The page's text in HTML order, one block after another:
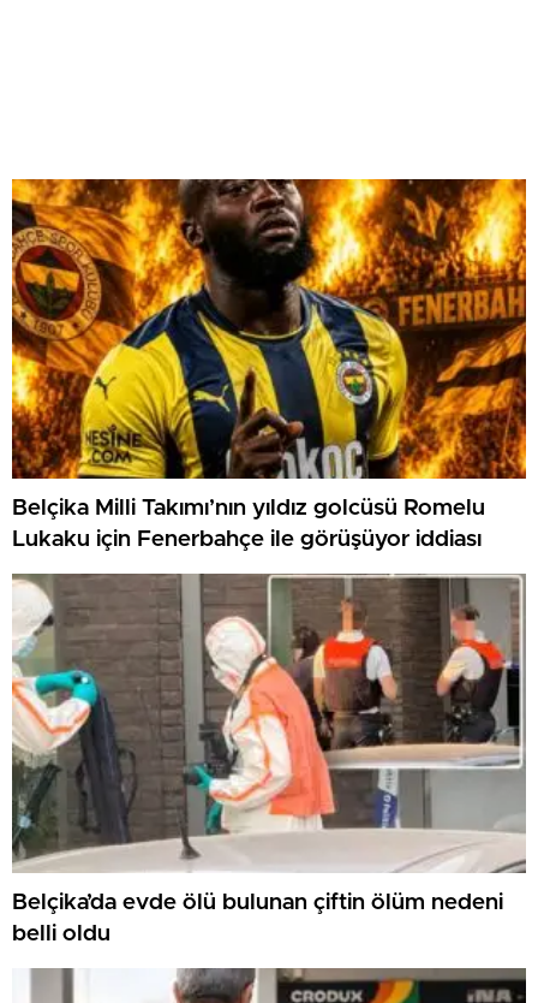
Belçika Milli Takımı’nın yıldız golcüsü Romelu
Lukaku için Fenerbahçe ile görüşüyor iddiası
Belçika’da evde ölü bulunan çiftin ölüm nedeni
belli oldu